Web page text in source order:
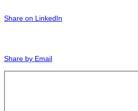
Share on LinkedIn
Share by Email